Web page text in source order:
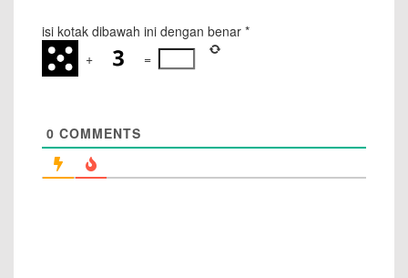
isi kotak dibawah ini dengan benar *
+
=
0 COMMENTS